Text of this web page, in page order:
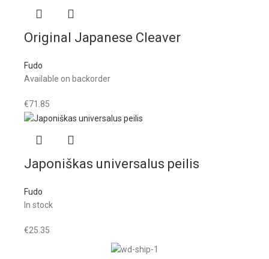
Original Japanese Cleaver
Fudo
Available on backorder
€71.85
Japoniškas universalus peilis
Fudo
In stock
€25.35